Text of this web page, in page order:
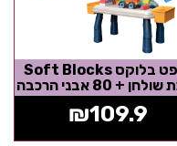
סופט בלוקס Soft Blocks
ערכת שולחן + 80 אבני הרכבה
גמישות
₪109.9